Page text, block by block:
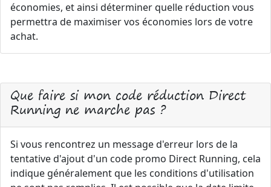
économies, et ainsi déterminer quelle réduction vous
permettra de maximiser vos économies lors de votre
achat.
Que faire si mon code réduction Direct
Running ne marche pas ?
Si vous rencontrez un message d'erreur lors de la
tentative d'ajout d'un code promo Direct Running, cela
indique généralement que les conditions d'utilisation